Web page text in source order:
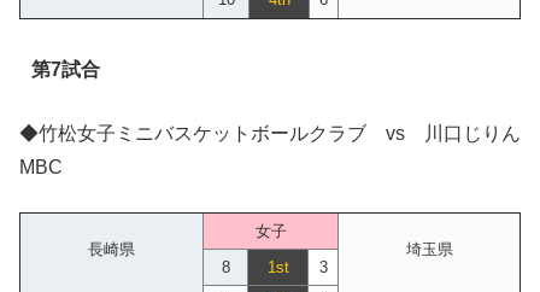
第7試合
◆竹松女子ミニバスケットボールクラブ vs 川口じりん
MBC
長崎県
女子
埼玉県
8
1st 3